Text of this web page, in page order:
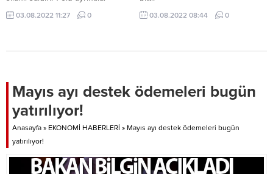
03.08.2022 11:27 0 03.08.2022 08:44 0
Mayıs ayı destek ödemeleri bugün
yatırılıyor!
Anasayfa » EKONOMİ HABERLERİ » Mayıs ayı destek ödemeleri bugün
yatırılıyor!